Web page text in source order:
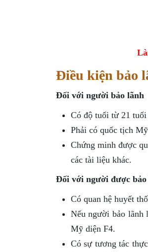
Điều kiện bảo
Đối với người bảo lãnh
Có độ tuổi từ 21
Phải có quốc tịch
Chứng minh được
các tài liệu khác.
Đối với người được bảo
Có quan hệ huyết
Nếu người bảo lãnh
Mỹ diện F4.
Có sự tương tác